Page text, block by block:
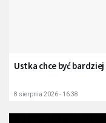
Ustka chce być
8 sierpnia 2026 - 16:38